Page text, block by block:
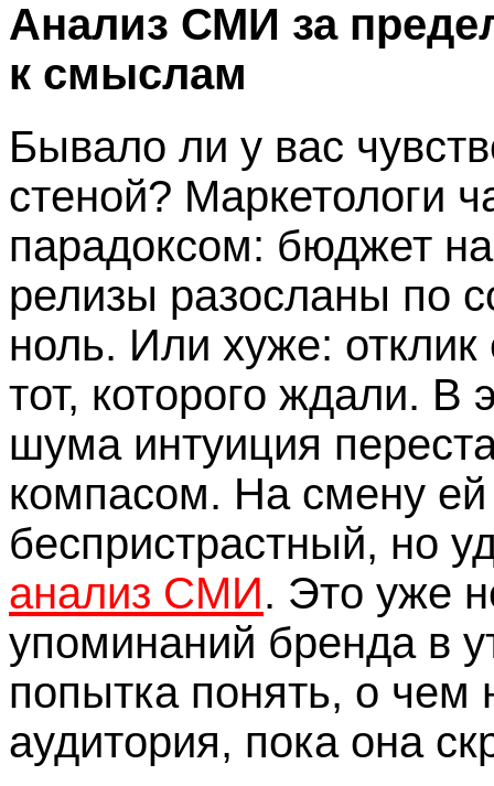
Анализ СМИ за
к смыслам
Бывало ли у вас
стеной? Маркетологи
парадоксом: бюджет
релизы разосланы по
ноль. Или хуже:
тот, которого ждали.
шума интуиция
компасом. На смену
беспристрастный, но
анализ СМИ. Это уже
упоминаний бренда в
попытка понять, о
аудитория, пока она